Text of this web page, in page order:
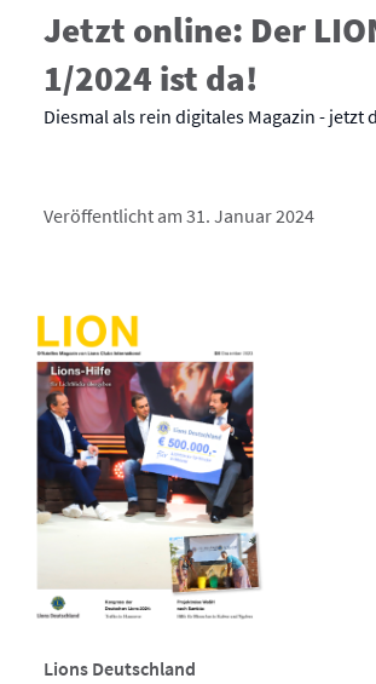
Jetzt online: Der
1/2024 ist da!
Diesmal als rein digitales Magazin - jetzt
Veröffentlicht am 31. Januar 2024
Lions Deutschland